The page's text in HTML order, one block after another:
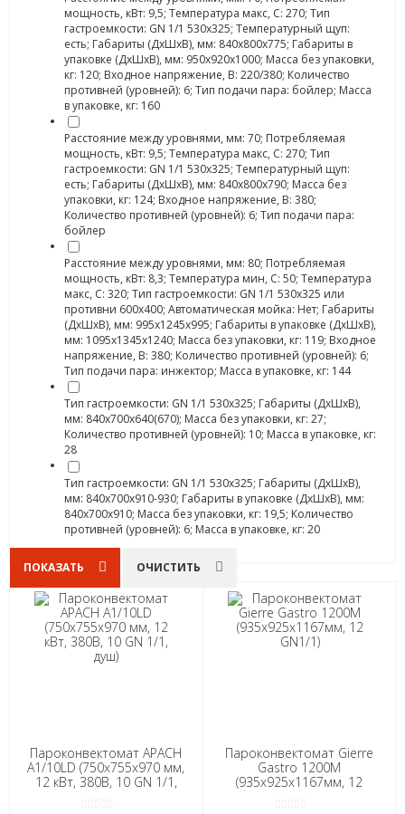
мощность, кВт: 9,5; Температура макс, С: 270; Тип
гастроемкости: GN 1/1 530x325; Температурный щуп:
есть; Габариты (ДхШхВ), мм: 840х800х775; Габариты в
упаковке (ДхШхВ), мм: 950х920х1000; Масса без упаковки,
кг: 120; Входное напряжение, В: 220/380; Количество
противней (уровней): 6; Тип подачи пара: бойлер; Масса
в упаковке, кг: 160
Расстояние между уровнями, мм: 70; Потребляемая
мощность, кВт: 9,5; Температура макс, С: 270; Тип
гастроемкости: GN 1/1 530x325; Температурный щуп:
есть; Габариты (ДхШхВ), мм: 840х800х790; Масса без
упаковки, кг: 124; Входное напряжение, В: 380;
Количество противней (уровней): 6; Тип подачи пара:
бойлер
Расстояние между уровнями, мм: 80; Потребляемая
мощность, кВт: 8,3; Температура мин, С: 50; Температура
макс, С: 320; Тип гастроемкости: GN 1/1 530x325 или
противни 600х400; Автоматическая мойка: Нет; Габариты
(ДхШхВ), мм: 995х1245х995; Габариты в упаковке (ДхШхВ),
мм: 1095х1345х1240; Масса без упаковки, кг: 119; Входное
напряжение, В: 380; Количество противней (уровней): 6;
Тип подачи пара: инжектор; Масса в упаковке, кг: 144
Тип гастроемкости: GN 1/1 530x325; Габариты (ДхШхВ),
мм: 840х700х640(670); Масса без упаковки, кг: 27;
Количество противней (уровней): 10; Масса в упаковке, кг:
28
Тип гастроемкости: GN 1/1 530x325; Габариты (ДхШхВ),
мм: 840х700х910-930; Габариты в упаковке (ДхШхВ), мм:
840х700х910; Масса без упаковки, кг: 19,5; Количество
противней (уровней): 6; Масса в упаковке, кг: 20
ПОКАЗАТЬ ОЧИСТИТЬ
Пароконвектомат APACH
A1/10LD (750х755х970 мм,
12 кВт, 380В, 10 GN 1/1,
Пароконвектомат Gierre
Gastro 1200М
(935х925х1167мм, 12